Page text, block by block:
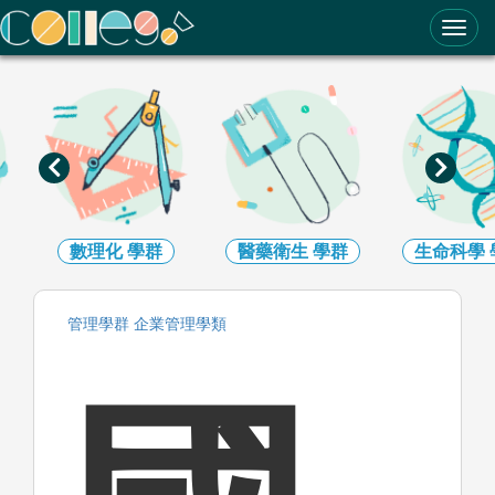
ColleGo! 大學選才與高中育才輔助系統
醫藥衛生學群 生命科學 學群 生物資源
管理學群 企業管理學類